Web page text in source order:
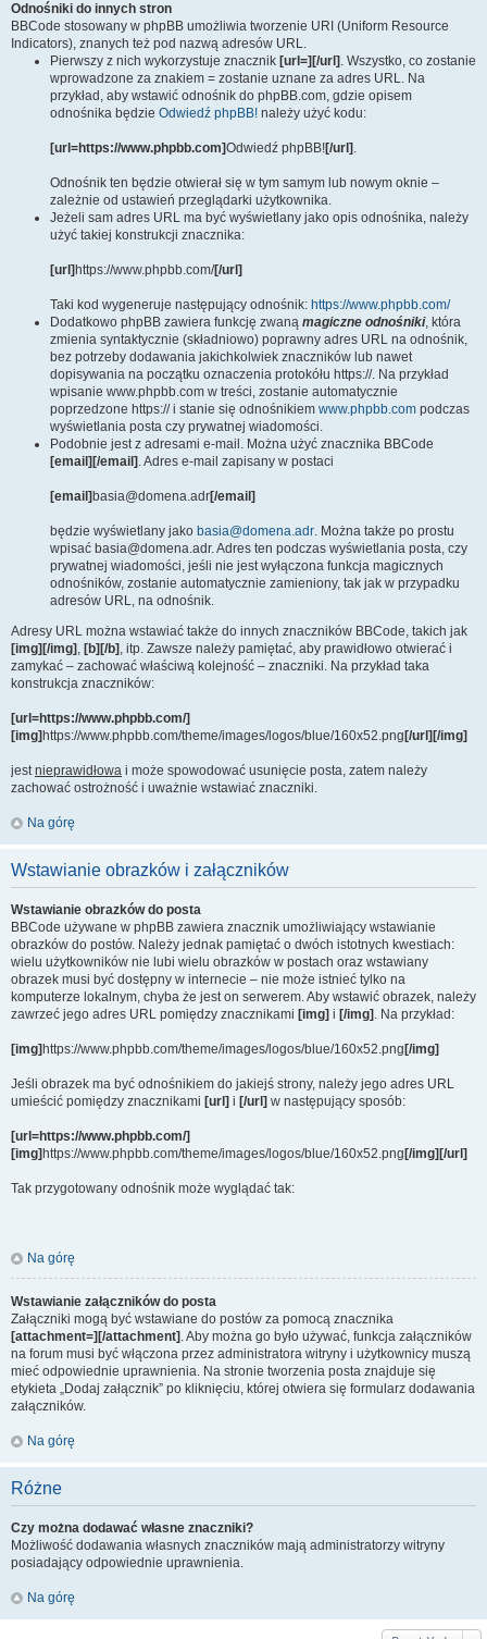
Odnośniki do innych stron
BBCode stosowany w phpBB umożliwia tworzenie URI (Uniform Resource
Indicators), znanych też pod nazwą adresów URL.
Pierwszy z nich wykorzystuje znacznik [url=][/url] . Wszystko, co zostanie
wprowadzone za znakiem = zostanie uznane za adres URL. Na
przykład, aby wstawić odnośnik do phpBB.com, gdzie opisem
odnośnika będzie Odwiedź phpBB! należy użyć kodu:
[url=https://www.phpbb.com]Odwiedź phpBB![/url] .
Odnośnik ten będzie otwierał się w tym samym lub nowym oknie –
zależnie od ustawień przeglądarki użytkownika.
Jeżeli sam adres URL ma być wyświetlany jako opis odnośnika, należy
użyć takiej konstrukcji znacznika:
[url] https://www.phpbb.com/[/url]
Taki kod wygeneruje następujący odnośnik: https://www.phpbb.com/
Dodatkowo phpBB zawiera funkcję zwaną magiczne odnośniki, która
zmienia syntaktycznie (składniowo) poprawny adres URL na odnośnik,
bez potrzeby dodawania jakichkolwiek znaczników lub nawet
dopisywania na początku oznaczenia protokółu https://. Na przykład
wpisanie www.phpbb.com w treści, zostanie automatycznie
poprzedzone https:// i stanie się odnośnikiem www.phpbb.com podczas
wyświetlania posta czy prywatnej wiadomości.
Podobnie jest z adresami e-mail. Można użyć znacznika BBCode
[email][/email] . Adres e-mail zapisany w postaci
[email] basia@domena.adr[/email]
będzie wyświetlany jako basia@domena.adr. Można także po prostu
wpisać basia@domena.adr. Adres ten podczas wyświetlania posta, czy
prywatnej wiadomości, jeśli nie jest wyłączona funkcja magicznych
odnośników, zostanie automatycznie zamieniony, tak jak w przypadku
adresów URL, na odnośnik.
Adresy URL można wstawiać także do innych znaczników BBCode, takich jak
[img][/img] , [b][/b] , itp. Zawsze należy pamiętać, aby prawidłowo otwierać i
zamykać – zachować właściwą kolejność – znaczniki. Na przykład taka
konstrukcja znaczników:
[url=https://www.phpbb.com/]
[img] https://www.phpbb.com/theme/images/logos/blue/160x52.png [/url][/img]
jestnieprawidłowa i może spowodować usunięcie posta, zatem należy
zachować ostrożność i uważnie wstawiać znaczniki.
Na górę
Wstawianie obrazków i załączników
Wstawianie obrazków do posta
BBCode używane w phpBB zawiera znacznik umożliwiający wstawianie
obrazków do postów. Należy jednak pamiętać o dwóch istotnych kwestiach:
wielu użytkowników nie lubi wielu obrazków w postach oraz wstawiany
obrazek musi być dostępny w internecie – nie może istnieć tylko na
komputerze lokalnym, chyba że jest on serwerem. Aby wstawić obrazek, należy
zawrzeć jego adres URL pomiędzy znacznikami [img] i [/img] . Na przykład:
[img] https://www.phpbb.com/theme/images/logos/blue/160x52.png [/img]
Jeśli obrazek ma być odnośnikiem do jakiejś strony, należy jego adres URL
umieścić pomiędzy znacznikami [url] i [/url] w następujący sposób:
[url=https://www.phpbb.com/]
[img] https://www.phpbb.com/theme/images/logos/blue/160x52.png [/img][/url]
Tak przygotowany odnośnik może wyglądać tak:
Na górę
Wstawianie załączników do posta
Załączniki mogą być wstawiane do postów za pomocą znacznika
[attachment=][/attachment] . Aby można go było używać, funkcja załączników
na forum musi być włączona przez administratora witryny i użytkownicy muszą
mieć odpowiednie uprawnienia. Na stronie tworzenia posta znajduje się
etykieta „Dodaj załącznik” po kliknięciu, której otwiera się formularz dodawania
załączników.
Na górę
Różne
Czy można dodawać własne znaczniki?
Możliwość dodawania własnych znaczników mają administratorzy witryny
posiadający odpowiednie uprawnienia.
Na górę